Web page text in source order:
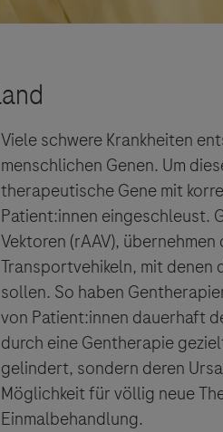
Viele schwere Krankheiten
menschlichen Genen. Um
therapeutische Gene mit
Patient:innen eingeschleust.
Vektoren (rAAV),
Transportvehikeln, mit denen
sollen. So haben
von Patient:innen dauerhaft
durch eine Gentherapie
gelindert, sondern deren
Möglichkeit für völlig neue
Einmalbehandlung.